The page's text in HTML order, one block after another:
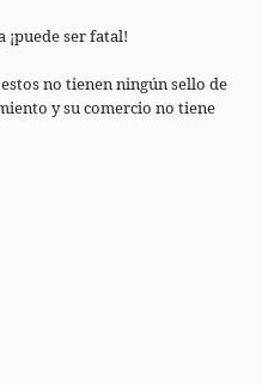
¡puede ser fatal!
no tienen ningún sello de
y su comercio no tiene